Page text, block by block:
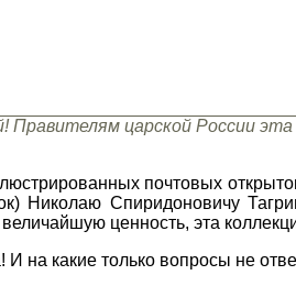
Правителям царской России
почтовых
Николаю Спиридоновичу
ценность, эта
И на какие только вопросы не